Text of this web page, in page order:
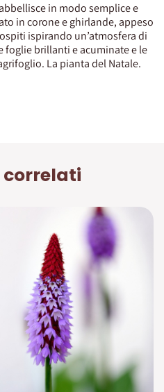
in modo semplice e
in corone e ghirlande, appeso
ispirando un’atmosfera di
foglie brillanti e acuminate e le
La pianta del Natale.